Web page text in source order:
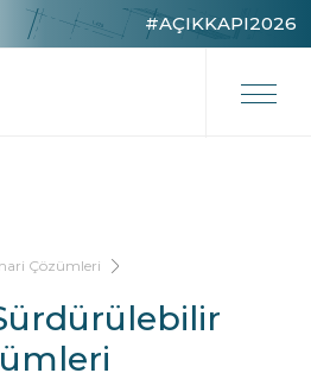
#AÇIKKAPI2026
Çözümleri